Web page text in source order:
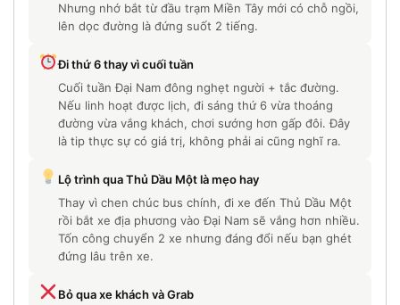
Nhưng nhớ bắt từ đầu trạm Miền Tây mới có chỗ ngồi,
lên dọc đường là đứng suốt 2 tiếng.
Đi thứ 6 thay vì cuối tuần
Cuối tuần Đại Nam đông nghẹt người + tắc đường.
Nếu linh hoạt được lịch, đi sáng thứ 6 vừa thoáng
đường vừa vắng khách, chơi sướng hơn gấp đôi. Đây
là tip thực sự có giá trị, không phải ai cũng nghĩ ra.
Lộ trình qua Thủ Dầu Một là mẹo hay
Thay vì chen chúc bus chính, đi xe đến Thủ Dầu Một
rồi bắt xe địa phương vào Đại Nam sẽ vắng hơn nhiều.
Tốn công chuyển 2 xe nhưng đáng đổi nếu bạn ghét
đứng lâu trên xe.
Bỏ qua xe khách và Grab